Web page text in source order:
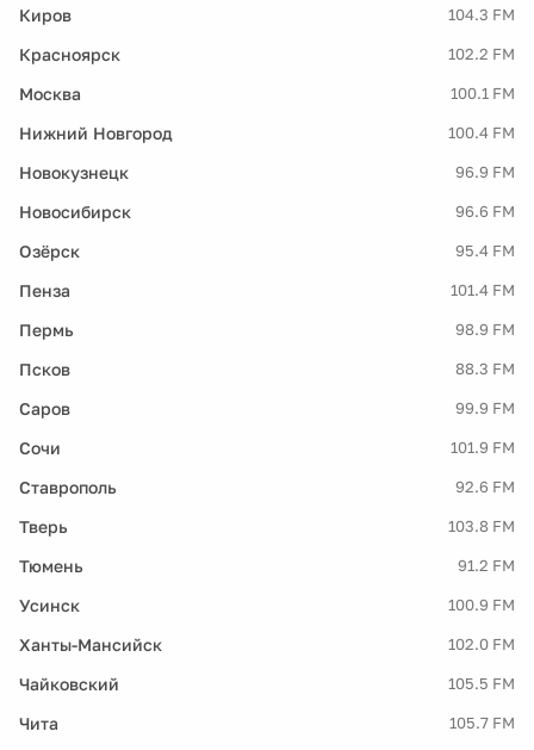
Киров 104.3 FM
Красноярск 102.2 FM
Москва 100.1 FM
Нижний Новгород 100.4 FM
Новокузнецк 96.9 FM
Новосибирск 96.6 FM
Озёрск 95.4 FM
Пенза 101.4 FM
Пермь 98.9 FM
Псков 88.3 FM
Саров 99.9 FM
Сочи 101.9 FM
Ставрополь 92.6 FM
Тверь 103.8 FM
Тюмень 91.2 FM
Усинск 100.9 FM
Ханты-Мансийск 102.0 FM
Чайковский 105.5 FM
Чита 105.7 FM